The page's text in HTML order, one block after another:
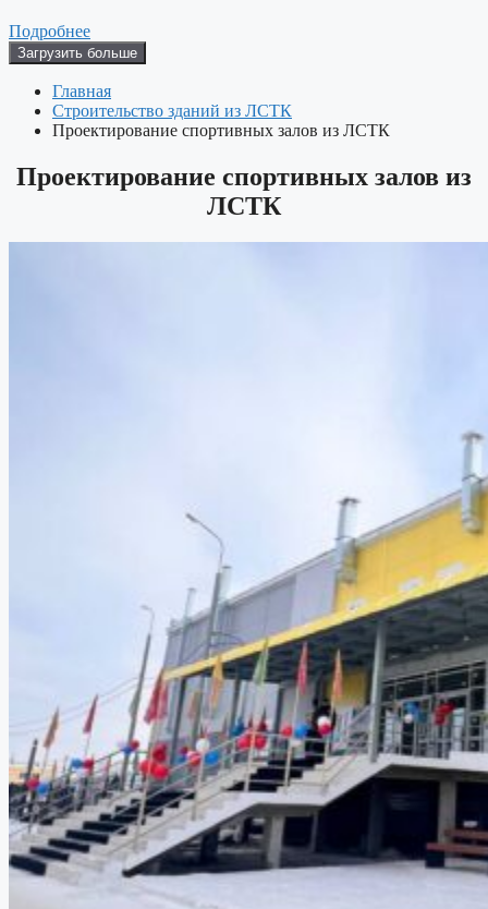
Подробнее
Загрузить больше
Главная
Строительство зданий из ЛСТК
Проектирование спортивных залов из ЛСТК
Проектирование спортивных залов из
ЛСТК